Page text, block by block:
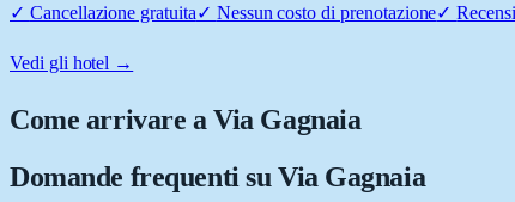
✓ Cancellazione gratuita✓ Nessun costo di prenotazione✓
Vedi gli hotel →
Come arrivare aVia Gagnaia
Domande frequenti su Via Gagnaia